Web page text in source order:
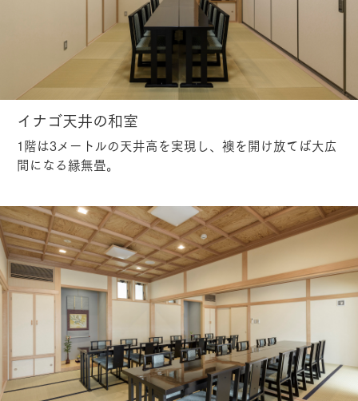
イナゴ天井の和室
1階は3メートルの天井高を実現し、襖を開け放てば大広
間になる縁無畳。